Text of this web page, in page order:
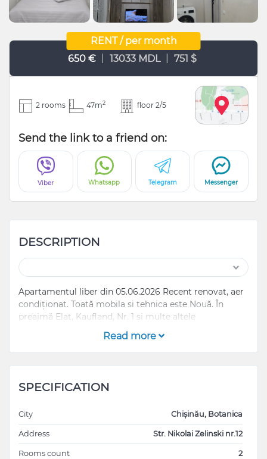
RENT / per month
650 €
13033 MDL 751 $
2 rooms 47m2 floor 2/5
Send the link to a friend on:
Viber Whatsapp Telegram Messenger
DESCRIPTION
Apartamentul liber din 05.06.2026 Recent renovat, aer
condiționat. Toată mobila si tehnica este Nouă. În
preajmă Elat, Kaufland, Nr. 1 și multe altele
Read more
SPECIFICATION
City Chișinău, Botanica
Address Str. Nikolai Zelinski nr.12
Rooms count 2